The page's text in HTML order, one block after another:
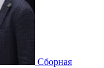
Сборная